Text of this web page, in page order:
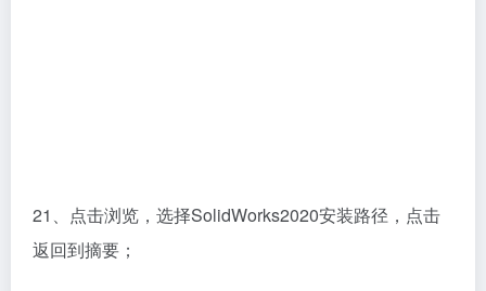
21、点击浏览，选择SolidWorks2020安装路径，点击
返回到摘要；